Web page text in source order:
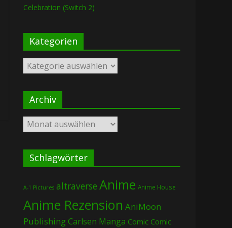
Celebration (Switch 2)
Kategorien
Kategorien
Archiv
Archiv
Schlagwörter
A-1 Pictures altraverse Anime Anime House
Anime Rezension AniMoon
PublishingCarlsen Manga Comic Comic